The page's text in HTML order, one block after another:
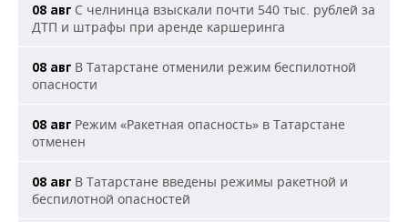
08 авг С челнинца взыскали почти 540 тыс. рублей за
ДТП и штрафы при аренде каршеринга
08 авг В Татарстане отменили режим беспилотной
опасности
08 авг Режим «Ракетная опасность» в Татарстане
отменен
08 авг В Татарстане введены режимы ракетной и
беспилотной опасностей